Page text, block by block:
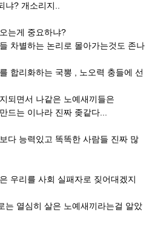
냐? 개소리지..
는게 중요하냐?
차별하는 논리로 몰아가는것도 존나
합리화하는 국뽕 , 노오력 충들에 선
되면서 나같은 노예새끼들은
드는 이나라 진짜 좆같다...
다 능력있고 똑똑한 사람들 진짜 많
우리를 사회 실패자로 짖어대겠지
는 열심히 살은 노예새끼라는걸 알았